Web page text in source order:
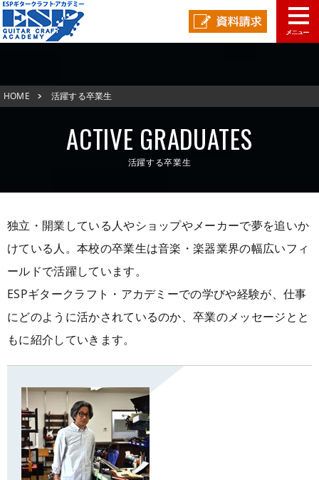
メッセージ ESPヒストリー 学校の特長
学科コース
学科・コース紹介
よくある質問
就職進路指導 就職実績 卒業生紹介
イベント 学生作品 来校アーティスト
アーティストメッセージ 講師の腕自慢
コラム GCAの人気動画紹介
各校紹介
東京校
大阪校
オープンキャンパス 資料請求
HOME 活躍する卒業生
ACTIVE GRADUATES
活躍する卒業生
独立・開業している人やショップやメーカーで夢を追いか
けている人。本校の卒業生は音楽・楽器業界の幅広いフィ
ールドで活躍しています。
ESPギタークラフト・アカデミーでの学びや経験が、仕事
にどのように活かされているのか、卒業のメッセージとと
もに紹介していきます。